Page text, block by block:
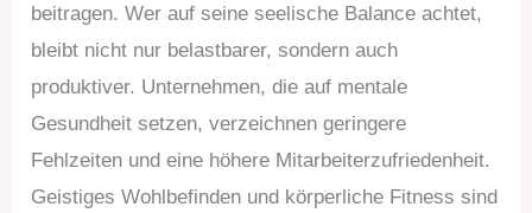
beitragen. Wer auf seine seelische Balance achtet,
bleibt nicht nur belastbarer, sondern auch
produktiver. Unternehmen, die auf mentale
Gesundheit setzen, verzeichnen geringere
Fehlzeiten und eine höhere Mitarbeiterzufriedenheit.
Geistiges Wohlbefinden und körperliche Fitness sind